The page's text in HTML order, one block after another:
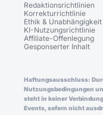
Redaktionsrichtlinien
Korrekturrichtlinie
Ethik & Unabhängigkeit
KI-Nutzungsrichtlinie
Affiliate-Offenlegung
Gesponserter Inhalt
Haftungsausschluss:
Nutzungsbedingungen
steht in keiner
Events, sofern nicht